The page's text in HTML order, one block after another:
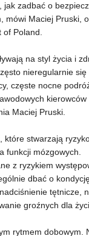
zadbać o
Maciej Pruski,
Poland.
na styl życia i
nieregularnie
częste nocne
Maciej Pruski.
, które stwarzają
funkcji mózgowych.
z ryzykiem
dbać o
tętnicze,
groźnych dla
rytmem dobowym.